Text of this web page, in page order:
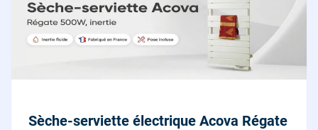
Sèche-serviette électrique Acova Régate